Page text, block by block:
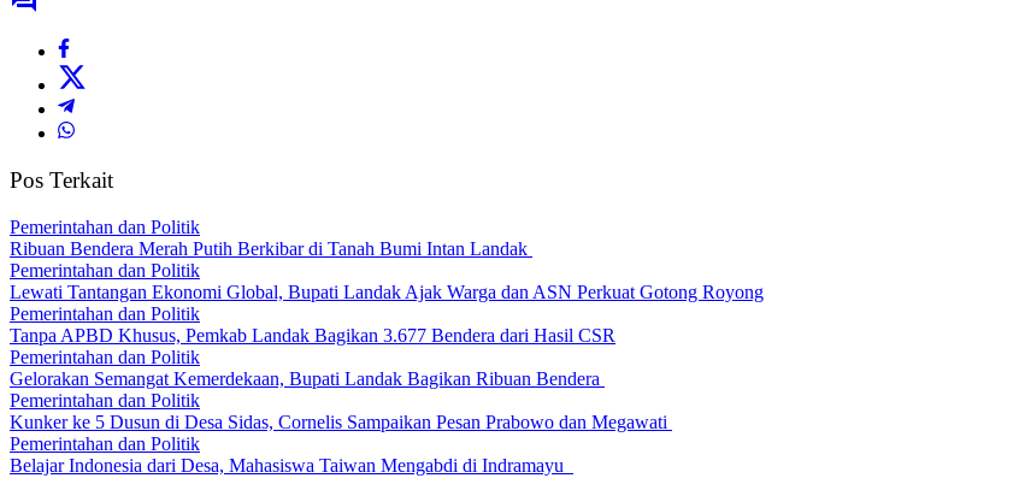
Pos Terkait
Pemerintahan dan Politik
Ribuan Bendera Merah Putih Berkibar di Tanah Bumi Intan Landak
Pemerintahan dan Politik
Lewati Tantangan Ekonomi Global, Bupati Landak Ajak Warga dan ASN Perkuat Gotong Royong
Pemerintahan dan Politik
Tanpa APBD Khusus, Pemkab Landak Bagikan 3.677 Bendera dari Hasil CSR
Pemerintahan dan Politik
Gelorakan Semangat Kemerdekaan, Bupati Landak Bagikan Ribuan Bendera
Pemerintahan dan Politik
Kunker ke 5 Dusun di Desa Sidas, Cornelis Sampaikan Pesan Prabowo dan Megawati
Pemerintahan dan Politik
Belajar Indonesia dari Desa, Mahasiswa Taiwan Mengabdi di Indramayu